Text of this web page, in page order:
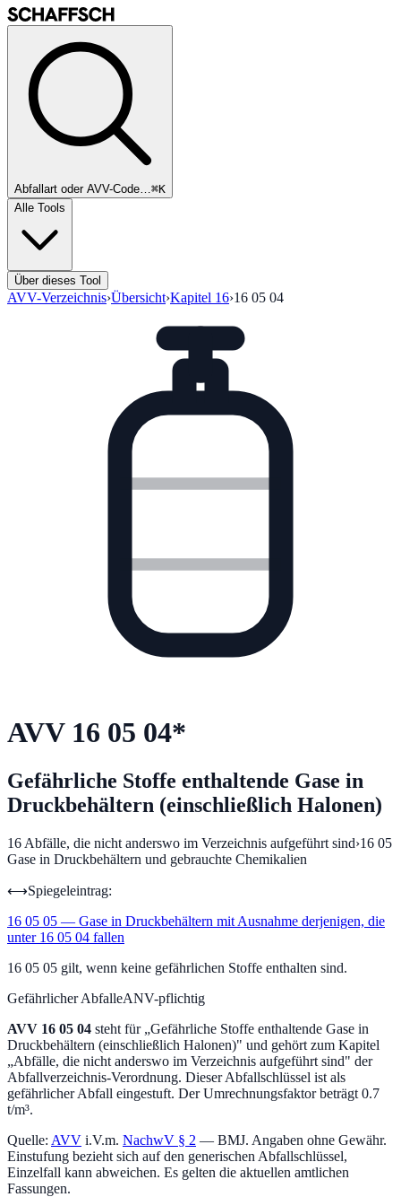
Abfallart oder AVV-Code…⌘K
Alle Tools
Über dieses Tool
AVV-Verzeichnis›Übersicht›Kapitel 16›16 05 04
AVV 16 05 04*
Gefährliche Stoffe enthaltende Gase in
Druckbehältern (einschließlich Halonen)
16 Abfälle, die nicht anderswo im Verzeichnis aufgeführt sind›16 05
Gase in Druckbehältern und gebrauchte Chemikalien
⟷Spiegeleintrag:
16 05 05 — Gase in Druckbehältern mit Ausnahme derjenigen, die
unter 16 05 04 fallen
16 05 05 gilt, wenn keine gefährlichen Stoffe enthalten sind.
Gefährlicher AbfalleANV-pflichtig
AVV 16 05 04 steht für „Gefährliche Stoffe enthaltende Gase in
Druckbehältern (einschließlich Halonen)" und gehört zum Kapitel
„Abfälle, die nicht anderswo im Verzeichnis aufgeführt sind" der
Abfallverzeichnis-Verordnung. Dieser Abfallschlüssel ist als
gefährlicher Abfall eingestuft. Der Umrechnungsfaktor beträgt 0.7
t/m³.
Quelle: AVV i.V.m. NachwV § 2 — BMJ. Angaben ohne Gewähr.
Einstufung bezieht sich auf den generischen Abfallschlüssel,
Einzelfall kann abweichen. Es gelten die aktuellen amtlichen
Fassungen.